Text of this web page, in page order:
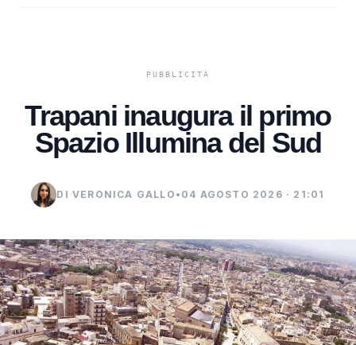
Trapani inaugura il primo
Spazio Illumina del Sud
DI VERONICA GALLO • 04 AGOSTO 2026 · 21:01